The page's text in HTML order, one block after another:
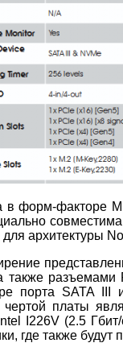
форм-факторе
архитектуры
порта SATA
платы
I226V (2.5
где также